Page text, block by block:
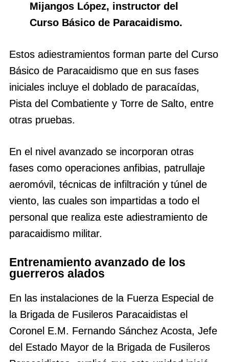
Mijangos López, instructor del
Curso Básico de Paracaidismo.
Estos adiestramientos forman parte del Curso
Básico de Paracaidismo que en sus fases
iniciales incluye el doblado de paracaídas,
Pista del Combatiente y Torre de Salto, entre
otras pruebas.
En el nivel avanzado se incorporan otras
fases como operaciones anfibias, patrullaje
aeromóvil, técnicas de infiltración y túnel de
viento, las cuales son impartidas a todo el
personal que realiza este adiestramiento de
paracaidismo militar.
Entrenamiento avanzado de los
guerreros alados
En las instalaciones de la Fuerza Especial de
la Brigada de Fusileros Paracaidistas el
Coronel E.M. Fernando Sánchez Acosta, Jefe
del Estado Mayor de la Brigada de Fusileros